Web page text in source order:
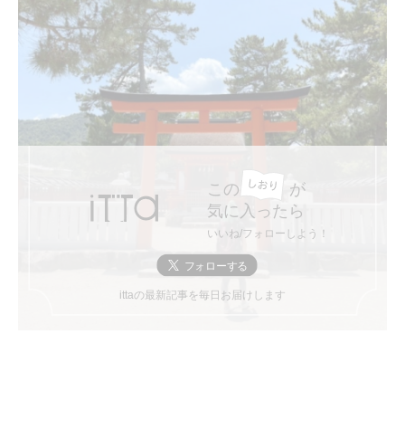
この
が
気に入ったら
いいね/フォローしよう！
ittaの最新記事を毎日お届けします